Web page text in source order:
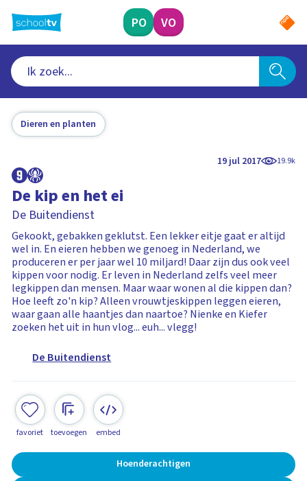
naar
hoofdinhoud
PO VO
Dieren en planten
19 jul 2017 19.9k
De kip en het ei
De Buitendienst
Gekookt, gebakken geklutst. Een lekker eitje gaat er altijd
wel in. En eieren hebben we genoeg in Nederland, we
produceren er per jaar wel 10 miljard! Daar zijn dus ook veel
kippen voor nodig. Er leven in Nederland zelfs veel meer
legkippen dan mensen. Maar waar wonen al die kippen dan?
Hoe leeft zo'n kip? Alleen vrouwtjeskippen leggen eieren,
waar gaan alle haantjes dan naartoe? Nienke en Kiefer
zoeken het uit in hun vlog... euh... vlegg!
De Buitendienst
favoriet toevoegen embed
Hoenderachtigen